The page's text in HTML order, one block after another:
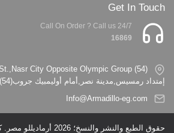
Get In Touch
Call On Order ? Call us 24/7
16869
إمتداد رمسيس,مدينة نصر,أمام أوليمبيك جروب(54)
Info@Armadillo-eg.com
حقوق الطبع والنشر والنسخ؛ 2026 أرماديللو مصر. كل الحقوق محفوظة.